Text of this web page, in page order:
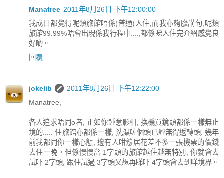
Manatree 2011年8月26日 下午12:00:00
我成日都覺得呢類旅館唔係(普通)人住,而我亦夠膽講句,呢類
旅館99.99%唔會出現係我行程中....,都係睇人住完介紹感覺良
好啲。
回覆
jokelib
2011年8月26日 下午12:22:00
Manatree,
各人追求唔同o者, 正如你鍾意影相, 換機買鏡頭都係一樣無止
境的..... 住旅館亦都係一樣, 洗濕咗個頭已經無得返轉頭. 幾年
前我都同你一樣心態, 邊有人咁戇居花差不多一張機票的價錢
去住一晚。但係慢慢當 1字頭的旅館越住越無特別, 你就會去
試吓 2字頭, 跟住試過 3字頭又想再睇吓 4字頭會去到咩境界。